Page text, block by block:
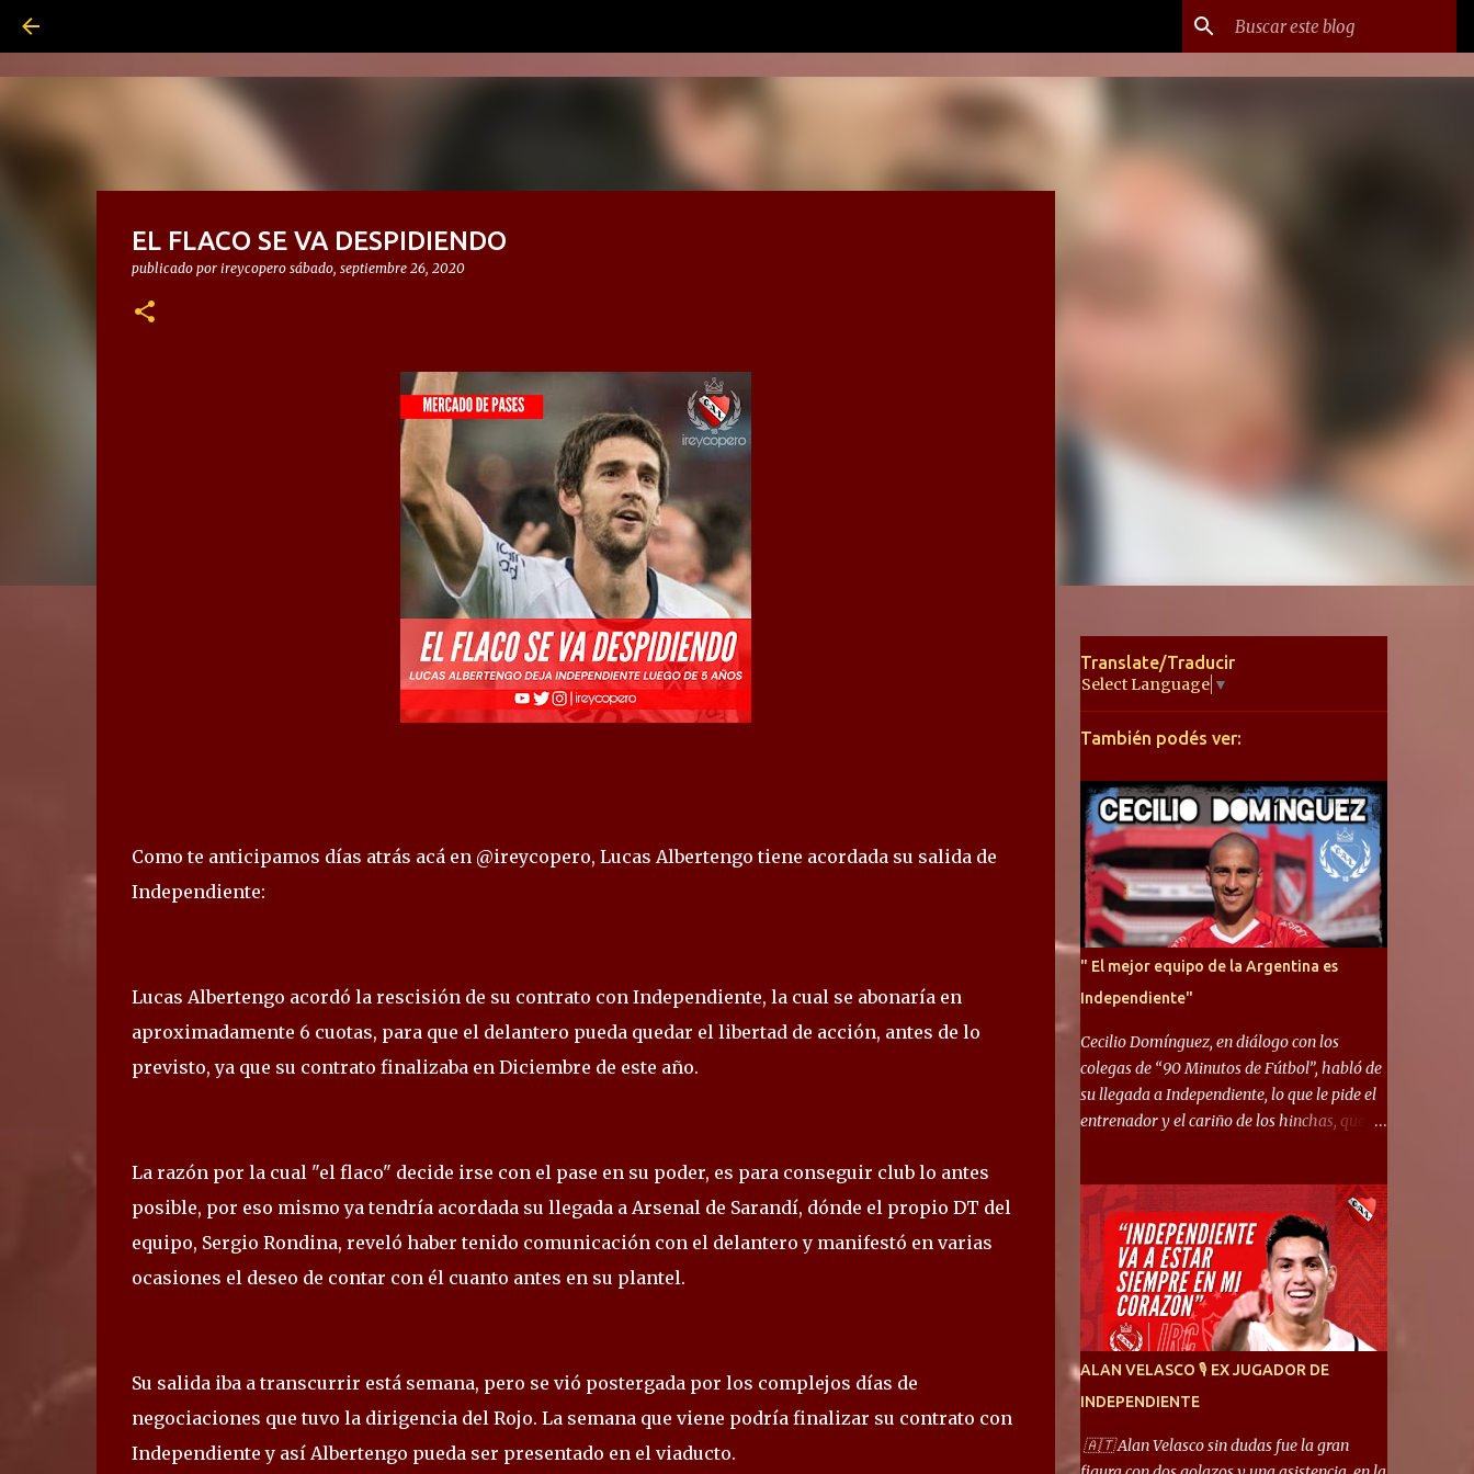
EL FLACO SE VA DESPIDIENDO
publicado por ireycopero sábado, septiembre 26, 2020
Como te anticipamos días atrás acá en @ireycopero, Lucas Albertengo tiene acordada su salida de
Independiente:
Lucas Albertengo acordó la rescisión de su contrato con Independiente, la cual se abonaría en
aproximadamente 6 cuotas, para que el delantero pueda quedar el libertad de acción, antes de lo
previsto, ya que su contrato finalizaba en Diciembre de este año.
La razón por la cual "el flaco" decide irse con el pase en su poder, es para conseguir club lo antes
posible, por eso mismo ya tendría acordada su llegada a Arsenal de Sarandí, dónde el propio DT del
equipo, Sergio Rondina, reveló haber tenido comunicación con el delantero y manifestó en varias
ocasiones el deseo de contar con él cuanto antes en su plantel.
Su salida iba a transcurrir está semana, pero se vió postergada por los complejos días de
negociaciones que tuvo la dirigencia del Rojo. La semana que viene podría finalizar su contrato con
Independiente y así Albertengo pueda ser presentado en el viaducto.
Translate/Traducir
Select Language ▼
También podés ver:
" El mejor equipo de la Argentina es
Independiente"
Cecilio Domínguez, en diálogo con los
colegas de “90 Minutos de Fútbol”, habló de
su llegada a Independiente, lo que le pide el
entrenador y el cariño de los hinchas, que se
ayuda a que me adapte rápidamente, soy un
hombre alegre y abierto. Creo que lo estoy
haciendo muy bien. Cuando llegué, llegué a
un Independiente que juega muy dinámico y
me gusta mucho. Me favorece por la forma
de jugar mía y eso también ayudó a que me
adapte”. “Me siento mejor por izquierda,
pero me gusta mucho jugar de 9, y juego sin
problemas por derecha también. Jugar de 9
y de extremo por izquierda es diferente. A mi
me gusta jugar por fuera, porque tengo mas
ALAN VELASCO 🎙 EX JUGADOR DE
INDEPENDIENTE
🇦🇹 Alan Velasco sin dudas fue la gran